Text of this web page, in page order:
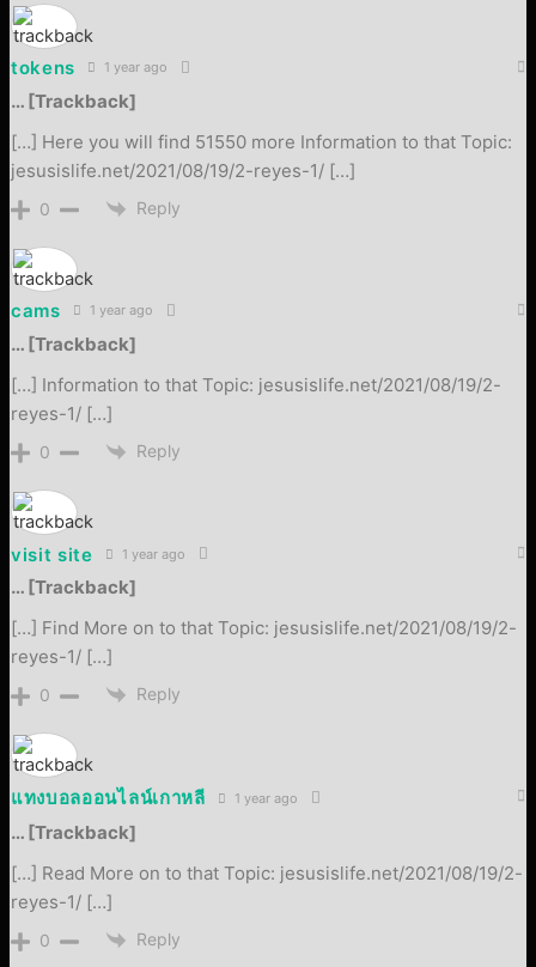
tokens 1 year ago
… [Trackback]
[…] Here you will find 51550 more Information to that Topic:
jesusislife.net/2021/08/19/2-reyes-1/ […]
0 Reply
cams 1 year ago
… [Trackback]
[…] Information to that Topic: jesusislife.net/2021/08/19/2-
reyes-1/ […]
0 Reply
visit site 1 year ago
… [Trackback]
[…] Find More on to that Topic: jesusislife.net/2021/08/19/2-
reyes-1/ […]
0 Reply
แทงบอลออนไลน์เกาหลี 1 year ago
… [Trackback]
[…] Read More on to that Topic: jesusislife.net/2021/08/19/2-
reyes-1/ […]
0 Reply